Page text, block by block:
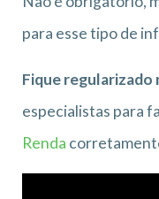
para esse tipo de
Fique regularizado
especialistas para
Renda